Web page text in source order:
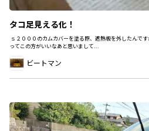
タコ足見える化！
ｓ２０００のカムカバーを塗る際、遮熱板を外したんで
ってこの方がいいなあと思いまして...
ビートマン